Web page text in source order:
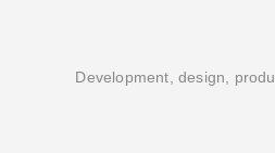
Development, design,